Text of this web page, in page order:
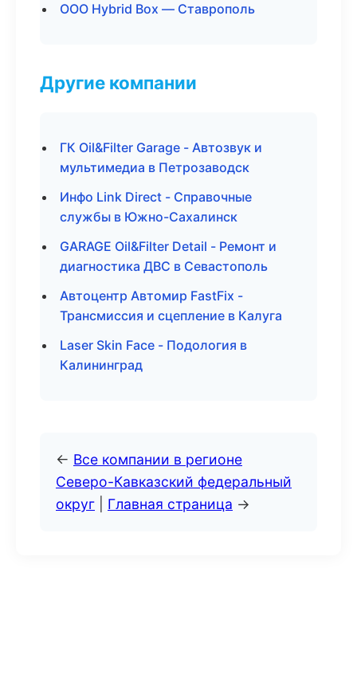
ООО Hybrid Box — Ставрополь
Другие компании
ГК Oil&Filter Garage - Автозвук и
мультимедиа в Петрозаводск
Инфо Link Direct - Справочные
службы в Южно-Сахалинск
GARAGE Oil&Filter Detail - Ремонт и
диагностика ДВС в Севастополь
Автоцентр Автомир FastFix -
Трансмиссия и сцепление в Калуга
Laser Skin Face - Подология в
Калининград
← Все компании в регионе
Северо-Кавказский федеральный
округ
Главная страница →